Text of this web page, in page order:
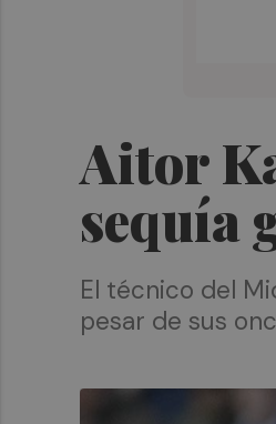
Aitor
sequía
El técnico del
pesar de sus